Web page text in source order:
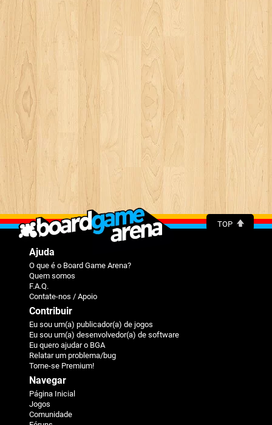
TOP
Ajuda
O que é o Board Game Arena?
Quem somos
F.A.Q.
Contate-nos / Apoio
Contribuir
Eu sou um(a) publicador(a) de jogos
Eu sou um(a) desenvolvedor(a) de software
Eu quero ajudar o BGA
Relatar um problema/bug
Torne-se Premium!
Navegar
Página Inicial
Jogos
Comunidade